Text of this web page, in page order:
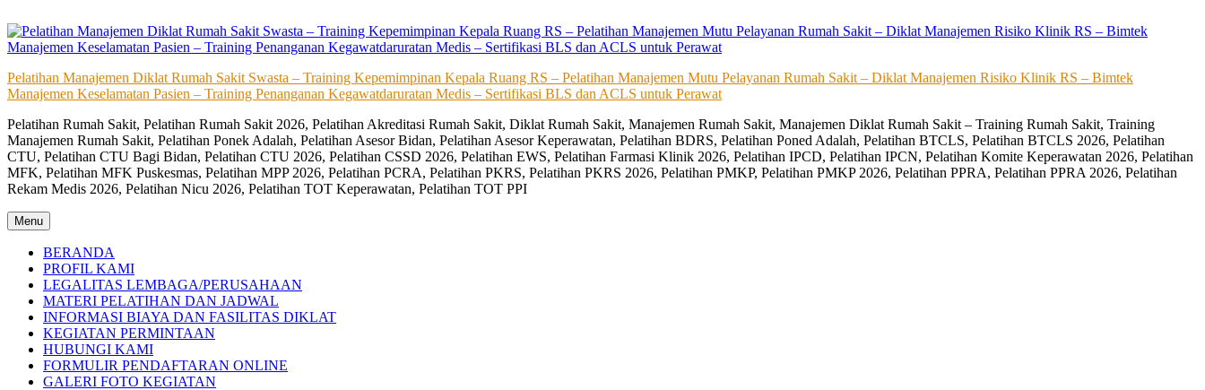
to
content
Pelatihan Manajemen Diklat Rumah Sakit Swasta – Training Kepemimpinan Kepala Ruang RS – Pelatihan Manajemen Mutu Pelayanan Rumah Sakit – Diklat Manajemen Risiko Klinik RS – Bimtek
Manajemen Keselamatan Pasien – Training Penanganan Kegawatdaruratan Medis – Sertifikasi BLS dan ACLS untuk Perawat
Pelatihan Rumah Sakit, Pelatihan Rumah Sakit 2026, Pelatihan Akreditasi Rumah Sakit, Diklat Rumah Sakit, Manajemen Rumah Sakit, Manajemen Diklat Rumah Sakit – Training Rumah Sakit, Training
Manajemen Rumah Sakit, Pelatihan Ponek Adalah, Pelatihan Asesor Bidan, Pelatihan Asesor Keperawatan, Pelatihan BDRS, Pelatihan Poned Adalah, Pelatihan BTCLS, Pelatihan BTCLS 2026, Pelatihan
CTU, Pelatihan CTU Bagi Bidan, Pelatihan CTU 2026, Pelatihan CSSD 2026, Pelatihan EWS, Pelatihan Farmasi Klinik 2026, Pelatihan IPCD, Pelatihan IPCN, Pelatihan Komite Keperawatan 2026, Pelatihan
MFK, Pelatihan MFK Puskesmas, Pelatihan MPP 2026, Pelatihan PCRA, Pelatihan PKRS, Pelatihan PKRS 2026, Pelatihan PMKP, Pelatihan PMKP 2026, Pelatihan PPRA, Pelatihan PPRA 2026, Pelatihan
Rekam Medis 2026, Pelatihan Nicu 2026, Pelatihan TOT Keperawatan, Pelatihan TOT PPI
Menu
BERANDA
PROFIL KAMI
LEGALITAS LEMBAGA/PERUSAHAAN
MATERI PELATIHAN DAN JADWAL
INFORMASI BIAYA DAN FASILITAS DIKLAT
KEGIATAN PERMINTAAN
HUBUNGI KAMI
FORMULIR PENDAFTARAN ONLINE
GALERI FOTO KEGIATAN